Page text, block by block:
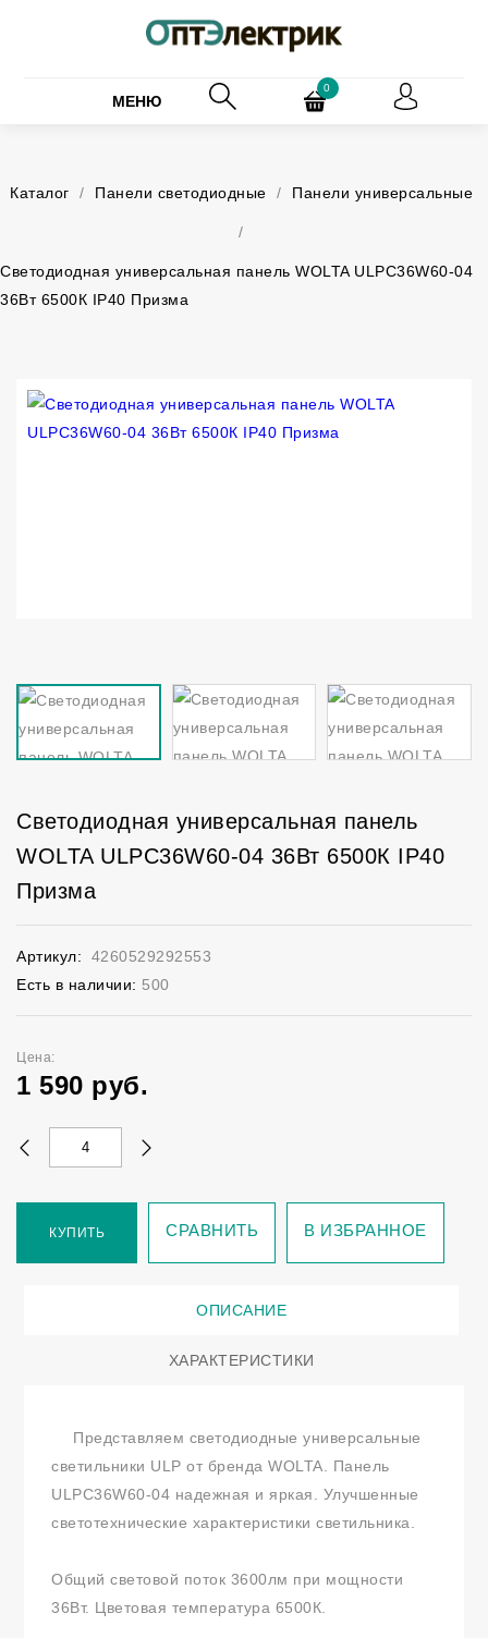
МЕНЮ
0
Каталог / Панели светодиодные / Панели универсальные
/
Светодиодная универсальная панель WOLTA ULPC36W60-04
36Вт 6500К IP40 Призма
Светодиодная универсальная панель
WOLTA ULPC36W60-04 36Вт 6500К IP40
Призма
Артикул:
4260529292553
Есть в наличии: 500
Цена:
1 590 руб.
КУПИТЬ СРАВНИТЬ В ИЗБРАННОЕ
ОПИСАНИЕ
ХАРАКТЕРИСТИКИ
Представляем светодиодные универсальные
светильники ULP от бренда WOLTA. Панель
ULPC36W60-04 надежная и яркая. Улучшенные
светотехнические характеристики светильника.
Общий световой поток 3600лм при мощности
36Вт. Цветовая температура 6500К.